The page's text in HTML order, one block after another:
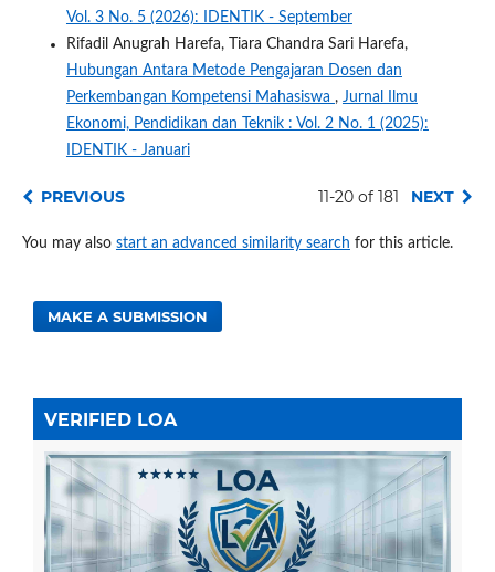
Vol. 3 No. 5 (2026): IDENTIK - September
Rifadil Anugrah Harefa, Tiara Chandra Sari Harefa,
Hubungan Antara Metode Pengajaran Dosen dan
Perkembangan Kompetensi Mahasiswa , Jurnal Ilmu
Ekonomi, Pendidikan dan Teknik : Vol. 2 No. 1 (2025):
IDENTIK - Januari
PREVIOUS 11-20 of 181 NEXT
You may also start an advanced similarity search for this article.
MAKE A SUBMISSION
VERIFIED LOA